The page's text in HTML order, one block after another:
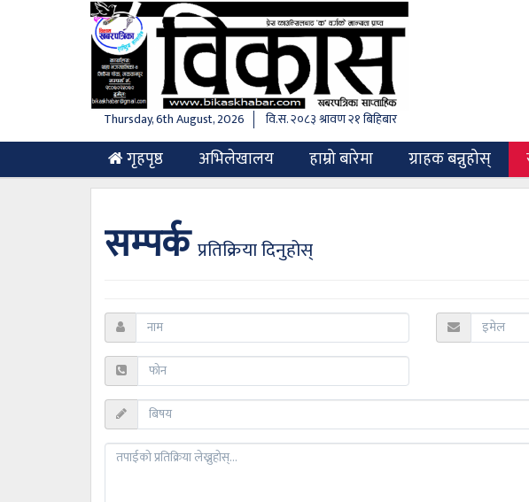
Thursday, 6th August, 2026 वि.स.२०८३ श्रावण २१ बिहिबार
गृहपृष्ठ(current)अभिलेखालय हाम्रो बारेमा ग्राहक बन्नुहोस्
सम्पर्कप्रतिक्रिया दिनुहोस्